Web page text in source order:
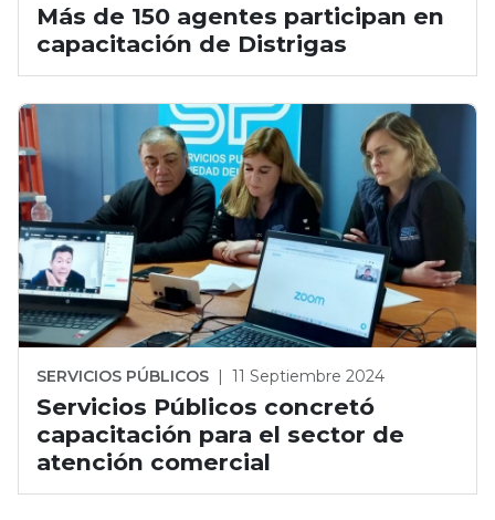
Más de 150 agentes participan en
capacitación de Distrigas
SERVICIOS PÚBLICOS | 11 Septiembre 2024
Servicios Públicos concretó
capacitación para el sector de
atención comercial